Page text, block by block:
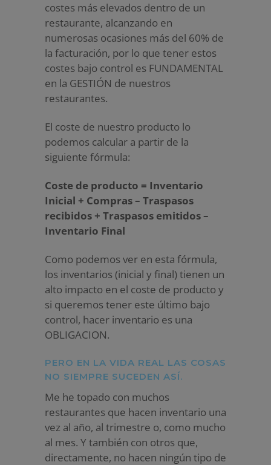
costes más elevados dentro de un
restaurante, alcanzando en
numerosas ocasiones más del 60% de
la facturación, por lo que tener estos
costes bajo control es FUNDAMENTAL
en la GESTIÓN de nuestros
restaurantes.
El coste de nuestro producto lo
podemos calcular a partir de la
siguiente fórmula:
Coste de producto = Inventario
Inicial + Compras – Traspasos
recibidos + Traspasos emitidos –
Inventario Final
Como podemos ver en esta fórmula,
los inventarios (inicial y final) tienen un
alto impacto en el coste de producto y
si queremos tener este último bajo
control, hacer inventario es una
OBLIGACION.
PERO EN LA VIDA REAL LAS COSAS
NO SIEMPRE SUCEDEN ASÍ.
Me he topado con muchos
restaurantes que hacen inventario una
vez al año, al trimestre o, como mucho
al mes. Y también con otros que,
directamente, no hacen ningún tipo de